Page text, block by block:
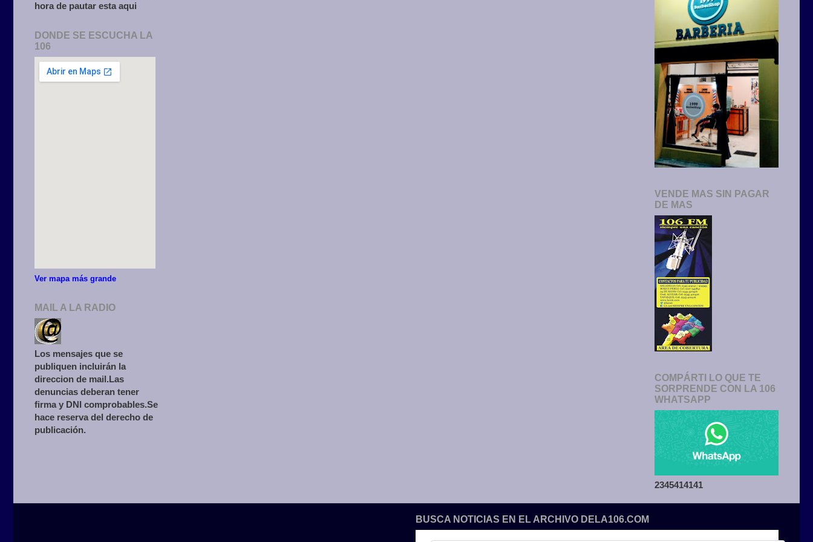
hora de pautar esta aqui
DONDE SE ESCUCHA LA
106
Ver mapa más grande
MAIL A LA RADIO
Los mensajes que se
publiquen incluirán la
direccion de mail.Las
denuncias deberan tener
firma y DNI comprobables.Se
hace reserva del derecho de
publicación.
VENDE MAS SIN PAGAR
DE MAS
COMPÁRTI LO QUE TE
SORPRENDE CON LA 106
WHATSAPP
2345414141
BUSCA NOTICIAS EN EL ARCHIVO DELA106.COM